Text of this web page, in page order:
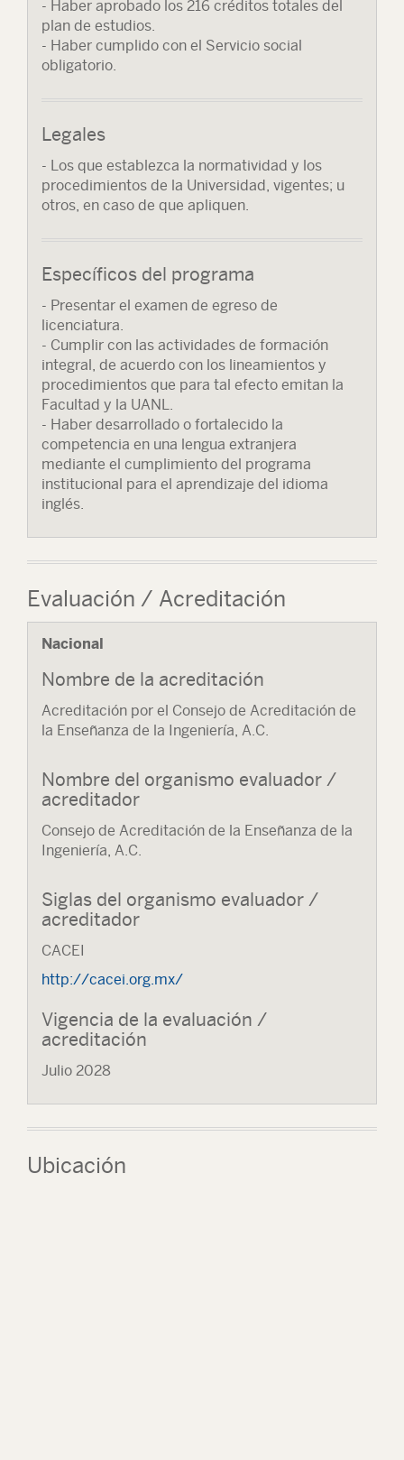
- Haber aprobado los 216 créditos totales del
plan de estudios.
- Haber cumplido con el Servicio social
obligatorio.
Legales
- Los que establezca la normatividad y los
procedimientos de la Universidad, vigentes; u
otros, en caso de que apliquen.
Específicos del programa
- Presentar el examen de egreso de
licenciatura.
- Cumplir con las actividades de formación
integral, de acuerdo con los lineamientos y
procedimientos que para tal efecto emitan la
Facultad y la UANL.
- Haber desarrollado o fortalecido la
competencia en una lengua extranjera
mediante el cumplimiento del programa
institucional para el aprendizaje del idioma
inglés.
Evaluación / Acreditación
Nacional
Nombre de la acreditación
Acreditación por el Consejo de Acreditación de
la Enseñanza de la Ingeniería, A.C.
Nombre del organismo evaluador /
acreditador
Consejo de Acreditación de la Enseñanza de la
Ingeniería, A.C.
Siglas del organismo evaluador /
acreditador
CACEI
http://cacei.org.mx/
Vigencia de la evaluación /
acreditación
Julio 2028
Ubicación